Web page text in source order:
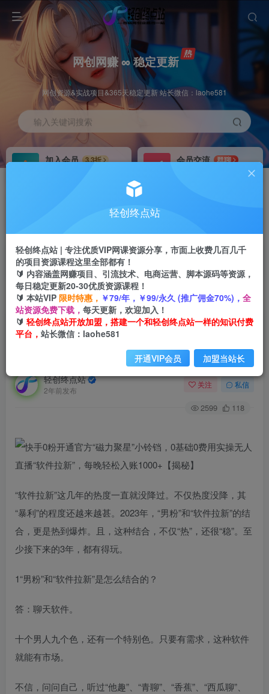
网创网赚 ∞ 稳定更新
网创资源&实战项目&365天稳定更新 站长微信：laohe581
输入关键词搜索
加入会员
3.3折
会员交流
群聊
首页 创业课程 会员免费 正文
快手0粉开通官方“磁力聚星”小铃铛，0基础0费用
实操无人直播“软件拉新”，每晚轻松入账1000+
轻创终点站
2年前发布
关注 私信
2599 118
“软件拉新”这几年的热度一直就没降过。不仅热度没降，其
“暴利”的程度还越来越甚。2023年，“男粉”和“软件拉新”的结
合，更是热到爆炸。且，这种结合，不仅“热”，还很“稳”。至
少接下来的3年，都有得玩。
1“男粉”和“软件拉新”是怎么结合的？
答：聊天软件。
十个男人九个色，还有一个特别色。只要有需求，这种软件
就能有市场。
不信，问问自己，听过“他趣”、“青聊”、“香蕉”、“西瓜聊”、
轻创终点站
轻创终点站 | 专注优质VIP网课资源分享，市面上收费几百几千
的项目资源课程这里全部都有！
🔰 内容涵盖网赚项目、引流技术、电商运营、脚本源码等资源，
每日稳定更新20-30优质资源课程！
🔰 本站VIP 限时特惠， ￥79/年，￥99/永久 (推广佣金70%)， 全
站资源免费下载， 每天更新，欢迎加入！
🔰 轻创终点站开放加盟，搭建一个和轻创终点站一样的知识付费
平台， 站长微信：laohe581
开通VIP会员 加盟当站长